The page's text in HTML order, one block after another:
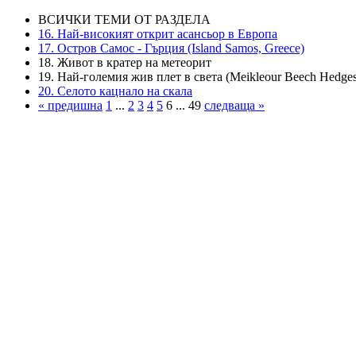
ВСИЧКИ ТЕМИ ОТ РАЗДЕЛА
16. Най-високият открит асансьор в Европа
17. Oстров Самос - Гърция (Island Samos, Greece)
18. Живот в кратер на метеорит
19. Най-големия жив плет в света (Meikleour Beech
20. Селото кацнало на скала
« предишна 1 ... 2 3 4 5 6 ... 49 следваща »